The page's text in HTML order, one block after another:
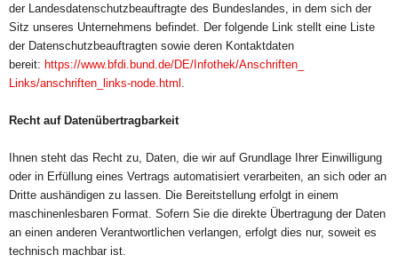
der Landesdatenschutzbeauftragte des Bundeslandes, in dem sich der
Sitz unseres Unternehmens befindet. Der folgende Link stellt eine Liste
der Datenschutzbeauftragten sowie deren Kontaktdaten
bereit: https://www.bfdi.bund.de/DE/Infothek/Anschriften_
Links/anschriften_links-node. html .
Recht auf Datenübertragbarkeit
Ihnen steht das Recht zu, Daten, die wir auf Grundlage Ihrer Einwilligung
oder in Erfüllung eines Vertrags automatisiert verarbeiten, an sich oder an
Dritte aushändigen zu lassen. Die Bereitstellung erfolgt in einem
maschinenlesbaren Format. Sofern Sie die direkte Übertragung der Daten
an einen anderen Verantwortlichen verlangen, erfolgt dies nur, soweit es
technisch machbar ist.